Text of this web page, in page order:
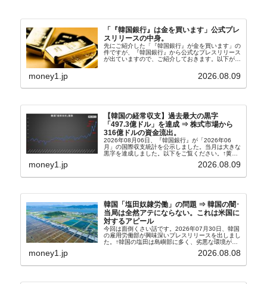
「『韓国銀行』は金を買います」公式プレ
スリリースの中身。
先にご紹介した「『韓国銀行』が金を買います」の
件ですが、『韓国銀行』から公式なプレスリリース
が出ていますので、ご紹介しておきます。以下が全
れ協力体制を構築□『韓国銀行』は、国内生産金の
money1.jp 2026.08.09
【韓国の経常収支】過去最大の黒字
「497.3億ドル」を達成 ⇒ 株式市場から
316億ドルの資金流出。
2026年08月06日、『韓国銀行』が「2026年06
月」の国際収支統計を公示しました。当月は大きな
黒字を達成しました。以下をご覧ください。↑黄色
の経常収支です。2026年06月貿易収支：4...
money1.jp 2026.08.09
韓国「塩田奴隷労働」の問題 ⇒ 韓国の闇･
当局は全然アテにならない。これは米国に
対するアピール
今回は面倒くさい話です。2026年07月30日、韓国
の雇用労働部が興味深いプレスリリースを出しまし
た。↑韓国の塩田は島嶼部に多く、劣悪な環境が一
般に見られることが少ないため、事件の発覚を妨げ
たといわれます（後述）。これは、いわゆる「塩田
money1.jp 2026.08.08